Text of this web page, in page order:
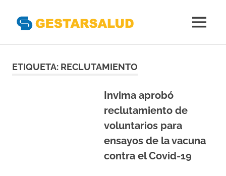
Gestoras
MENÚ
ETIQUETA: RECLUTAMIENTO
Invima aprobó
reclutamiento de
voluntarios para
ensayos de la vacuna
contra el Covid-19